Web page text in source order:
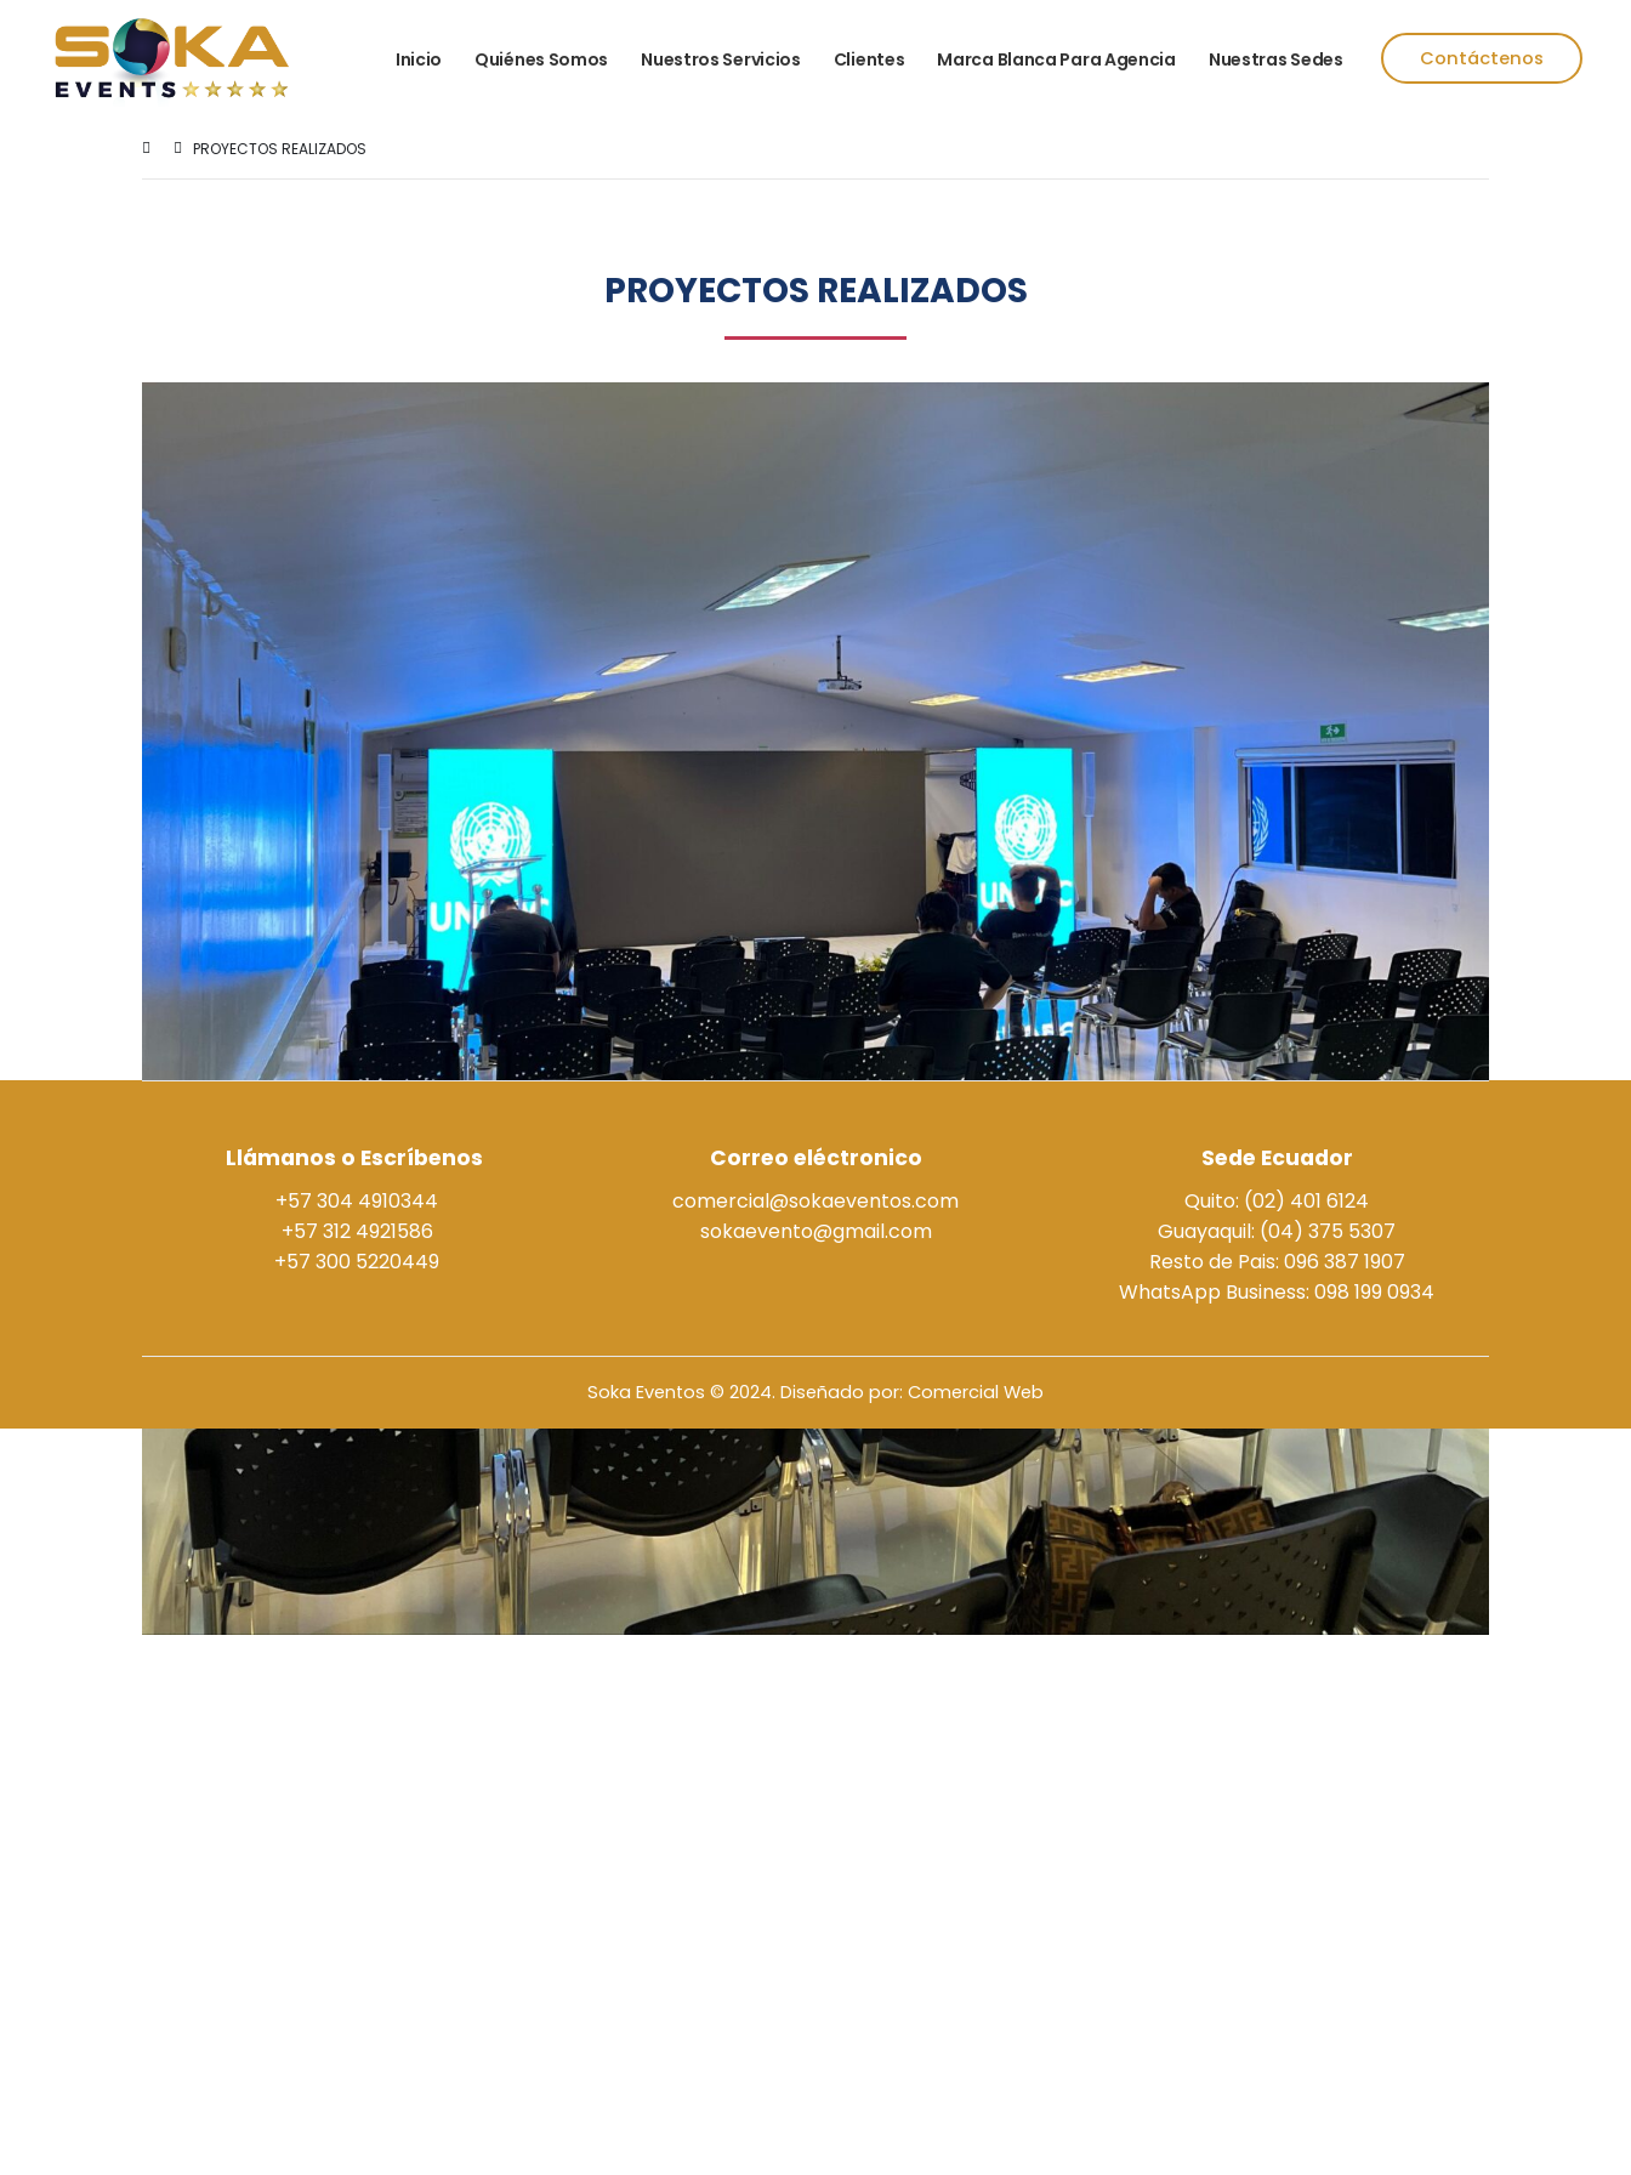
Inicio Quiénes Somos Nuestros Servicios Clientes Marca Blanca Para Agencia Nuestras Sedes Contáctenos
PROYECTOS REALIZADOS
PROYECTOS REALIZADOS
Llámanos o Escríbenos
+57 304 4910344
+57 312 4921586
+57 300 5220449
Correo eléctronico
comercial@sokaeventos.com
sokaevento@gmail.com
Sede Ecuador
Quito: (02) 401 6124
Guayaquil: (04) 375 5307
Resto de Pais: 096 387 1907
WhatsApp Business: 098 199 0934
Soka Eventos © 2024. Diseñado por: Comercial Web